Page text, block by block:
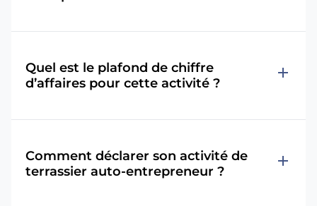
Quel est le plafond de chiffre
d’affaires pour cette activité ?
add
Comment déclarer son activité de
terrassier auto-entrepreneur ?
add